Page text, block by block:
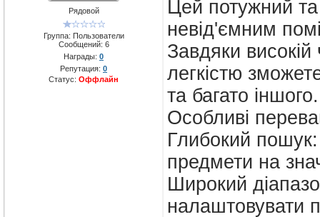
Рядовой
Группа: Пользователи
Сообщений: 6
Награды: 0
Репутация: 0
Статус: Оффлайн
Цей потужний
невід'ємним
Завдяки високій
легкістю
та багато іншого.
Особливі
Глибокий пошук:
предмети на
Широкий
налаштовувати